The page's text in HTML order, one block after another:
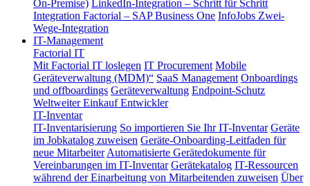
On-Premise) LinkedIn-Integration – Schritt für Schritt
Integration Factorial – SAP Business One InfoJobs Zwei-
Wege-Integration
IT-Management
Factorial IT
Mit Factorial IT loslegen IT Procurement Mobile
Geräteverwaltung (MDM)“ SaaS Management Onboardings
und offboardings Geräteverwaltung Endpoint-Schutz
Weltweiter EinkaufEntwickler
IT-Inventar
IT-Inventarisierung So importieren Sie Ihr IT-Inventar Geräte
im Jobkatalog zuweisen Geräte-Onboarding-Leitfaden für
neue Mitarbeiter Automatisierte Gerätedokumente für
Vereinbarungen im IT-Inventar Gerätekatalog IT-Ressourcen
während der Einarbeitung von Mitarbeitenden zuweisen Über